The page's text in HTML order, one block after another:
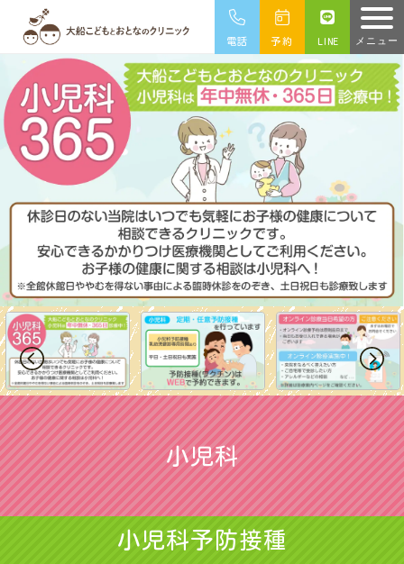
電話 予約 LINE
医療機関の皆様へ
メニュー
小児科
小児科予防接種